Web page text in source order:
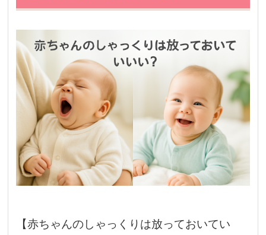
【赤ちゃんのしゃっくりは放っておいてい